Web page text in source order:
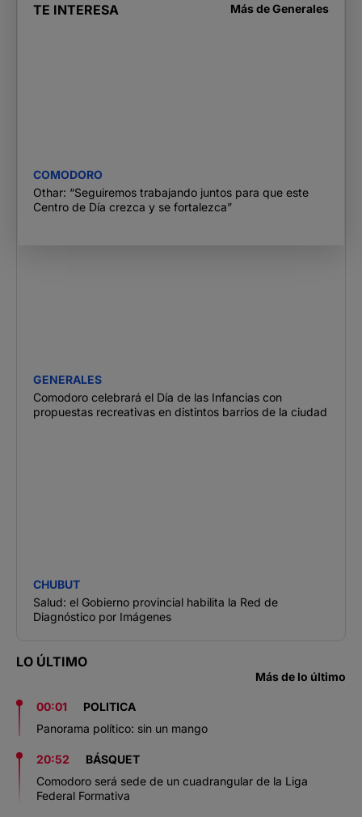
TE INTERESA Más deGenerales
COMODORO
Othar: “Seguiremos trabajando juntos para que este
Centro de Día crezca y se fortalezca”
GENERALES
Comodoro celebrará el Día de las Infancias con
propuestas recreativas en distintos barrios de la ciudad
CHUBUT
Salud: el Gobierno provincial habilita la Red de
Diagnóstico por Imágenes
LO ÚLTIMO
Más de lo último
00:01
POLITICA
Panorama político: sin un mango
20:52
BÁSQUET
Comodoro será sede de un cuadrangular de la Liga
Federal Formativa